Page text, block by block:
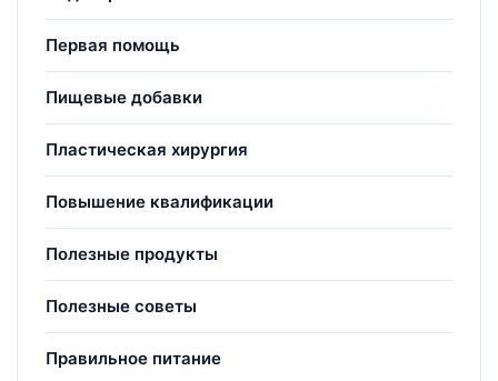
Первая помощь
Пищевые добавки
Пластическая хирургия
Повышение квалификации
Полезные продукты
Полезные советы
Правильное питание